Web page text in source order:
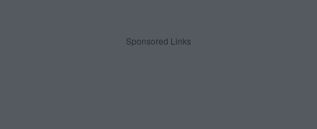
Sponsored Links